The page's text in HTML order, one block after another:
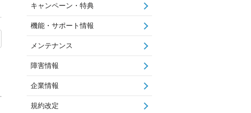
キャンペーン・特典
機能・サポート情報
メンテナンス
障害情報
企業情報
規約改定